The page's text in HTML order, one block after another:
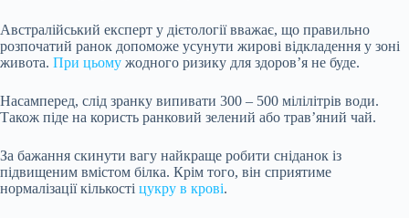
Австралійський експерт у дієтології вважає, що правильно
розпочатий ранок допоможе усунути жирові відкладення у зоні
живота. При цьому жодного ризику для здоров’я не буде.
Насамперед, слід зранку випивати 300 – 500 мілілітрів води.
Також піде на користь ранковий зелений або трав’яний чай.
За бажання скинути вагу найкраще робити сніданок із
підвищеним вмістом білка. Крім того, він сприятиме
нормалізації кількості цукру в крові.